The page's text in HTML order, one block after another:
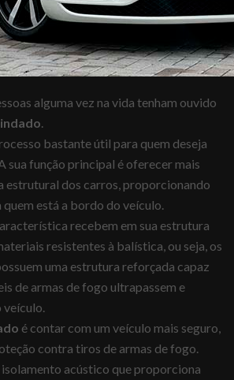
alguma vez na vida tenham ouvido
bastante útil para quem deseja
sua função principal é oferecer mais
estrutural dos carros, proporcionando
quem está a bordo do veículo.
recebem em sua estrutura
resistentes à balística, ou seja, os
uma estrutura reforçada capaz
de armas de fogo ultrapassem e
é contar com um veículo mais seguro,
contra tiros de armas de fogo.
acústico que proporciona